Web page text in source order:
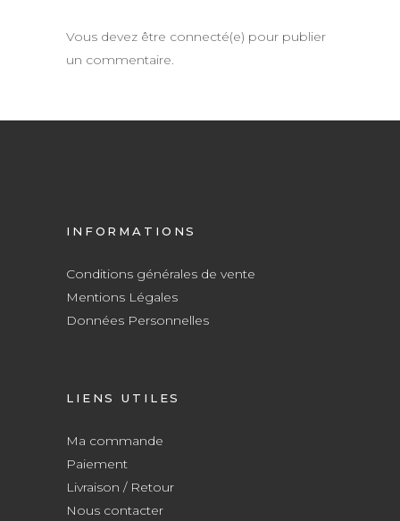
Vous devez être connecté(e) pour publier
un commentaire.
INFORMATIONS
Conditions générales de vente
Mentions Légales
Données Personnelles
LIENS UTILES
Ma commande
Paiement
Livraison / Retour
Nous contacter